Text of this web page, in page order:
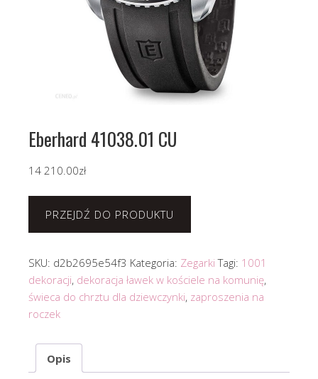
Eberhard 41038.01 CU
14 210.00zł
PRZEJDŹ DO PRODUKTU
SKU: d2b2695e54f3 Kategoria: Zegarki Tagi: 1001
dekoracji, dekoracja ławek w kościele na komunię,
świeca do chrztu dla dziewczynki, zaproszenia na
roczek
Opis